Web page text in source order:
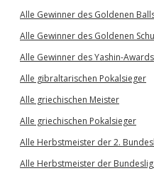
Alle Gewinner des Goldenen
Alle Gewinner des Goldenen
Alle Gewinner des Yashin-Awards
Alle gibraltarischen Pokalsieger
Alle griechischen Meister
Alle griechischen Pokalsieger
Alle Herbstmeister der 2.
Alle Herbstmeister der